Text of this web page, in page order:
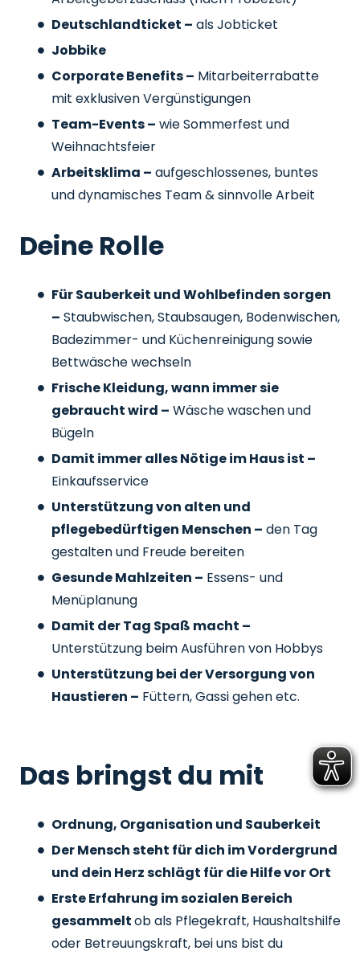
Deutschlandticket – als Jobticket
Jobbike
Corporate Benefits – Mitarbeiterrabatte
mit exklusiven Vergünstigungen
Team-Events – wie Sommerfest und
Weihnachtsfeier
Arbeitsklima – aufgeschlossenes, buntes
und dynamisches Team & sinnvolle Arbeit
Deine Rolle
Für Sauberkeit und Wohlbefinden sorgen
– Staubwischen, Staubsaugen, Bodenwischen,
Badezimmer- und Küchenreinigung sowie
Bettwäsche wechseln
Frische Kleidung, wann immer sie
gebraucht wird – Wäsche waschen und
Bügeln
Damit immer alles Nötige im Haus ist –
Einkaufsservice
Unterstützung von alten und
pflegebedürftigen Menschen – den Tag
gestalten und Freude bereiten
Gesunde Mahlzeiten – Essens- und
Menüplanung
Damit der Tag Spaß macht –
Unterstützung beim Ausführen von Hobbys
Unterstützung bei der Versorgung von
Haustieren – Füttern, Gassi gehen etc.
Das bringst du mit
Ordnung, Organisation und Sauberkeit
Der Mensch steht für dich im Vordergrund
und dein Herz schlägt für die Hilfe vor Ort
Erste Erfahrung im sozialen Bereich
gesammeltob als Pflegekraft, Haushaltshilfe
oder Betreuungskraft, bei uns bist du